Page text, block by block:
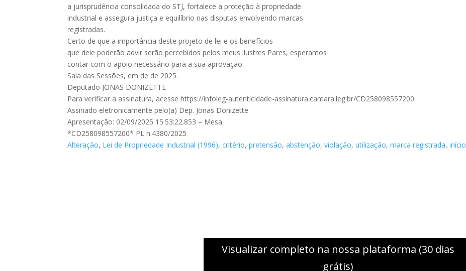
a jurisprudência consolidada do STJ, fortalece a proteção à propriedade
industrial e assegura justiça e equilíbrio nas disputas envolvendo marcas
registradas.
Certo de que a importância deste projeto de lei e os benefícios
que dele poderão advir serão percebidos pelos meus ilustres Pares, esperamos
contar com o apoio necessário para a sua aprovação.
Sala das Sessões, em de de 2025.
Deputado JONAS DONIZETTE
Para verificar a assinatura, acesse https://infoleg-autenticidade-assinatura.camara.leg.br/CD258098557200
Assinado eletronicamente pelo(a) Dep. Jonas Donizette
Apresentação: 02/09/2025 15:53:22.853 – Mesa
*CD258098557200* PL n.4380/2025
Alteração, Lei de Propriedade Industrial (1996),critério,pretensão,abstenção,violação,utilização,marca registrada,início
Visualizar completo na nossa plataforma (30 dias
grátis)